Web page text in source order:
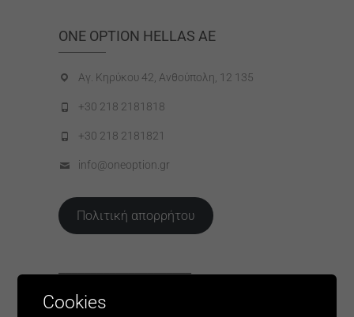
ONE OPTION HELLAS AE
Αγ. Κηρύκου 42, Ανθούπολη, 12 135
+30 218 2181818
+30 218 2181821
info@oneoption.gr
Πολιτική απορρήτου
Cookies